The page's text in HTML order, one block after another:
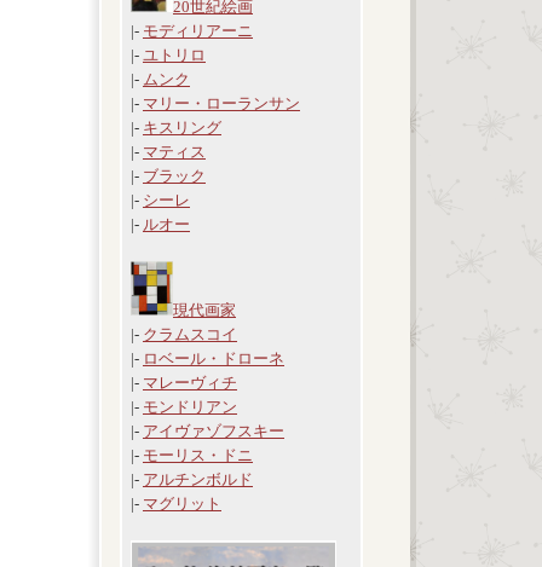
20世紀絵画
|- モディリアーニ
|- ユトリロ
|- ムンク
|- マリー・ローランサン
|- キスリング
|- マティス
|- ブラック
|- シーレ
|- ルオー
現代画家
|- クラムスコイ
|- ロベール・ドローネ
|- マレーヴィチ
|- モンドリアン
|- アイヴァゾフスキー
|- モーリス・ドニ
|- アルチンボルド
|- マグリット